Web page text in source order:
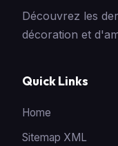
Découvrez les
décoration et
Quick Links
Home
Sitemap XML